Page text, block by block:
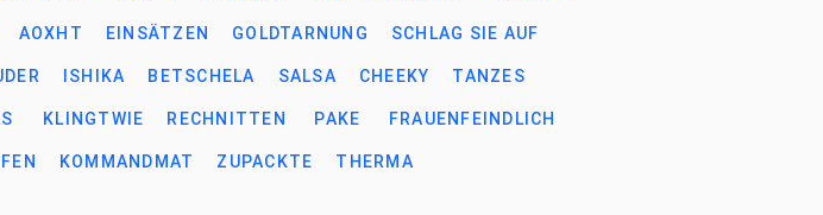
AOXHT EINSÄTZEN GOLDTARNUNG SCHLAG SIE AUF
ISHIKA BETSCHELA SALSA CHEEKY TANZES
KLINGTWIE RECHNITTEN PAKE FRAUENFEINDLICH
KOMMANDMAT ZUPACKTE THERMA